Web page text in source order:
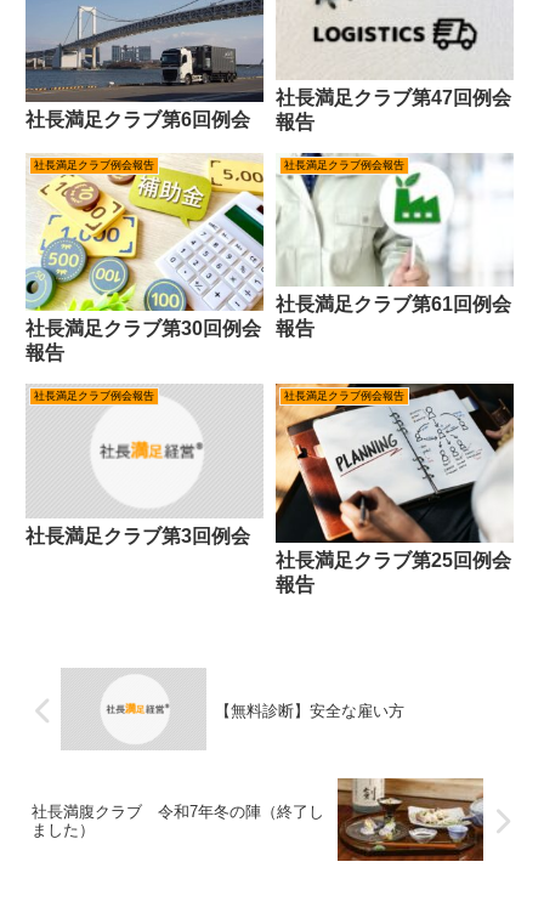
社長満足クラブ第6回例会
社長満足クラブ第47回例会
報告
社長満足クラブ例会報告
社長満足クラブ第30回例会
報告
社長満足クラブ例会報告
社長満足クラブ第61回例会
報告
社長満足クラブ例会報告
社長満足クラブ第3回例会
社長満足クラブ例会報告
社長満足クラブ第25回例会
報告
【無料診断】安全な雇い方
社長満腹クラブ 令和7年冬の陣（終了し
ました）